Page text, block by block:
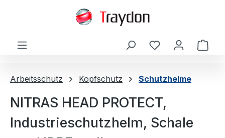
Arbeitsschutz Kopfschutz Schutzhelme
NITRAS HEAD PROTECT,
Industrieschutzhelm, Schale